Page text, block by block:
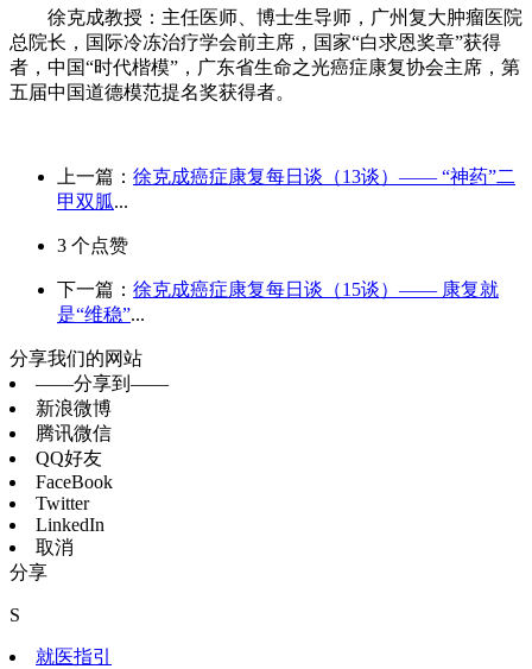
徐克成教授：主任医师、博士生导师，广州复大肿瘤医院
总院长，国际冷冻治疗学会前主席，国家“白求恩奖章”获得
者，中国“时代楷模”，广东省生命之光癌症康复协会主席，第
五届中国道德模范提名奖获得者。
上一篇： 徐克成癌症康复每日谈（13谈）—— “神药”二
甲双胍...
3 个点赞
下一篇： 徐克成癌症康复每日谈（15谈）—— 康复就
是“维稳”...
分享我们的网站
——分享到——
新浪微博
腾讯微信
QQ好友
FaceBook
Twitter
LinkedIn
取消
分享
S
就医指引